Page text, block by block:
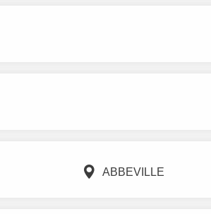
ABBEVILLE